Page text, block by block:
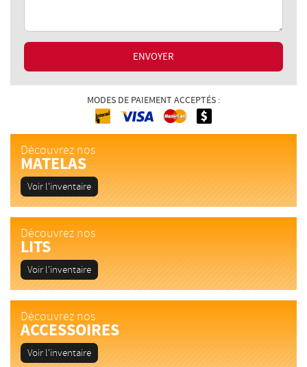
ENVOYER
MODES DE PAIEMENT ACCEPTÉS :
InteracVisa MasterCardCash
Découvrez nos
MATELAS
Voir l'inventaire
Découvrez nos
LITS
Voir l'inventaire
Découvrez nos
ACCESSOIRES
Voir l'inventaire